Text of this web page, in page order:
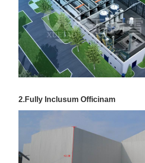
2.fully Inclusum Officinam